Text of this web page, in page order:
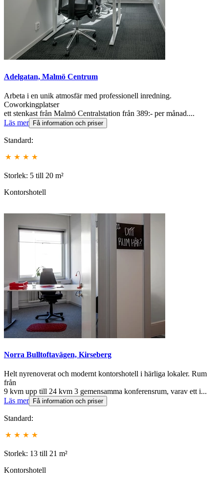
Adelgatan, Malmö Centrum
Arbeta i en unik atmosfär med professionell inredning.
Coworkingplatser
ett stenkast från Malmö Centralstation från 389:- per månad....
Läs mer
Få information och priser
Standard:
Storlek: 5 till 20 m²
Kontorshotell
Norra Bulltoftavägen, Kirseberg
Helt nyrenoverat och modernt kontorshotell i härliga lokaler. Rum
från
9 kvm upp till 24 kvm 3 gemensamma konferensrum, varav ett i...
Läs mer
Få information och priser
Standard:
Storlek: 13 till 21 m²
Kontorshotell